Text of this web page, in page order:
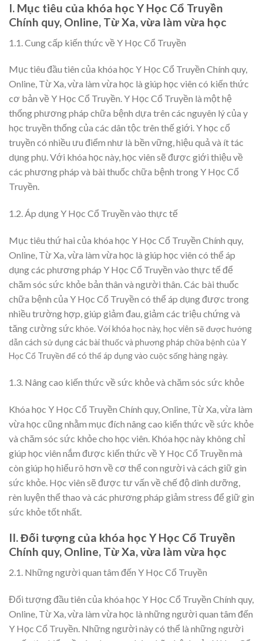
I. Mục tiêu của khóa học Y Học Cổ Truyền
Chính quy, Online, Từ Xa, vừa làm vừa học
1.1. Cung cấp kiến thức về Y Học Cổ Truyền
Mục tiêu đầu tiên của khóa học Y Học Cổ Truyền Chính quy,
Online, Từ Xa, vừa làm vừa học là giúp học viên có kiến thức
cơ bản về Y Học Cổ Truyền. Y Học Cổ Truyền là một hệ
thống phương pháp chữa bệnh dựa trên các nguyên lý của y
học truyền thống của các dân tộc trên thế giới. Y học cổ
truyền có nhiều ưu điểm như là bền vững, hiệu quả và ít tác
dụng phụ. Với khóa học này, học viên sẽ được giới thiệu về
các phương pháp và bài thuốc chữa bệnh trong Y Học Cổ
Truyền.
1.2. Áp dụng Y Học Cổ Truyền vào thực tế
Mục tiêu thứ hai của khóa học Y Học Cổ Truyền Chính quy,
Online, Từ Xa, vừa làm vừa học là giúp học viên có thể áp
dụng các phương pháp Y Học Cổ Truyền vào thực tế để
chăm sóc sức khỏe bản thân và người thân. Các bài thuốc
chữa bệnh của Y Học Cổ Truyền có thể áp dụng được trong
nhiều trường hợp, giúp giảm đau, giảm các triệu chứng và
tăng cường sức khỏe. Với khóa học này, học viên sẽ được hướng
dẫn cách sử dụng các bài thuốc và phương pháp chữa bệnh của Y
Học Cổ Truyền để có thể áp dụng vào cuộc sống hàng ngày.
1.3. Nâng cao kiến thức về sức khỏe và chăm sóc sức khỏe
Khóa học Y Học Cổ Truyền Chính quy, Online, Từ Xa, vừa làm
vừa học cũng nhằm mục đích nâng cao kiến thức về sức khỏe
và chăm sóc sức khỏe cho học viên. Khóa học này không chỉ
giúp học viên nắm được kiến thức về Y Học Cổ Truyền mà
còn giúp họ hiểu rõ hơn về cơ thể con người và cách giữ gìn
sức khỏe. Học viên sẽ được tư vấn về chế độ dinh dưỡng,
rèn luyện thể thao và các phương pháp giảm stress để giữ gìn
sức khỏe tốt nhất.
II. Đối tượng của khóa học Y Học Cổ Truyền
Chính quy, Online, Từ Xa, vừa làm vừa học
2.1. Những người quan tâm đến Y Học Cổ Truyền
Đối tượng đầu tiên của khóa học Y Học Cổ Truyền Chính quy,
Online, Từ Xa, vừa làm vừa học là những người quan tâm đến
Y Học Cổ Truyền. Những người này có thể là những người